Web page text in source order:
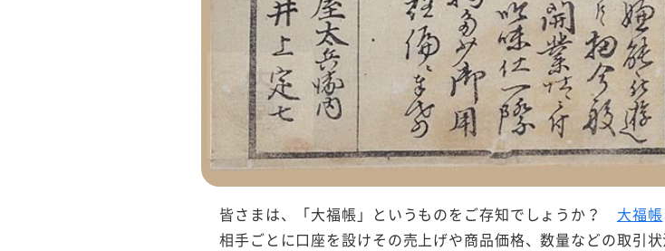
皆さまは、「大福帳」というものをご存知でしょうか？ 大福帳
相手ごとに口座を設けその売上げや商品価格、数量などの取引